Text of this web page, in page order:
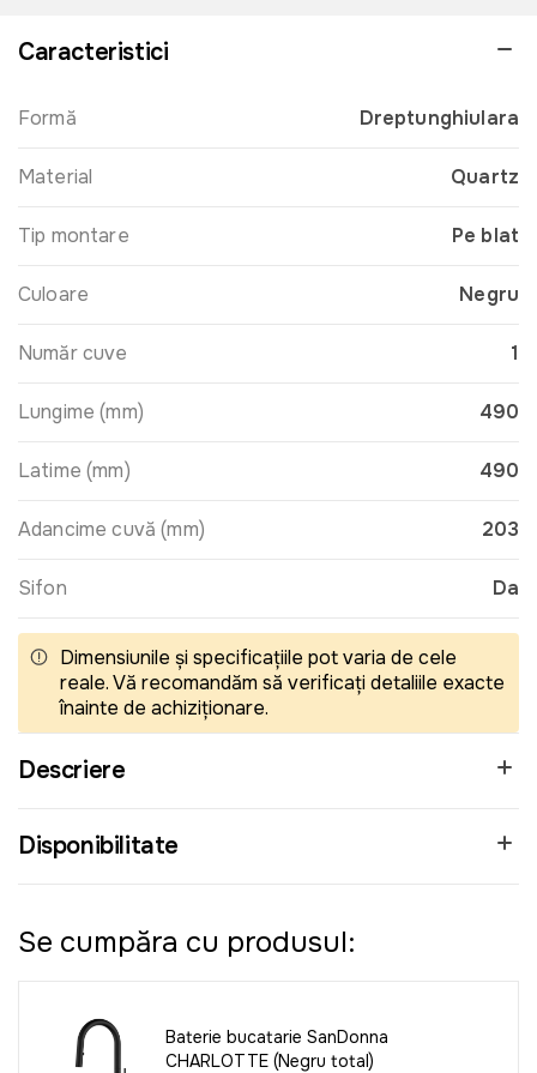
Caracteristici
Formă Dreptunghiulara
Material Quartz
Tip montare Pe blat
Culoare Negru
Număr cuve 1
Lungime (mm) 490
Latime (mm) 490
Adancime cuvă (mm) 203
Sifon Da
Dimensiunile și specificațiile pot varia de cele
reale. Vă recomandăm să verificați detaliile exacte
înainte de achiziționare.
Descriere
Disponibilitate
Se cumpăra cu produsul:
Baterie bucatarie SanDonna
CHARLOTTE (Negru total)